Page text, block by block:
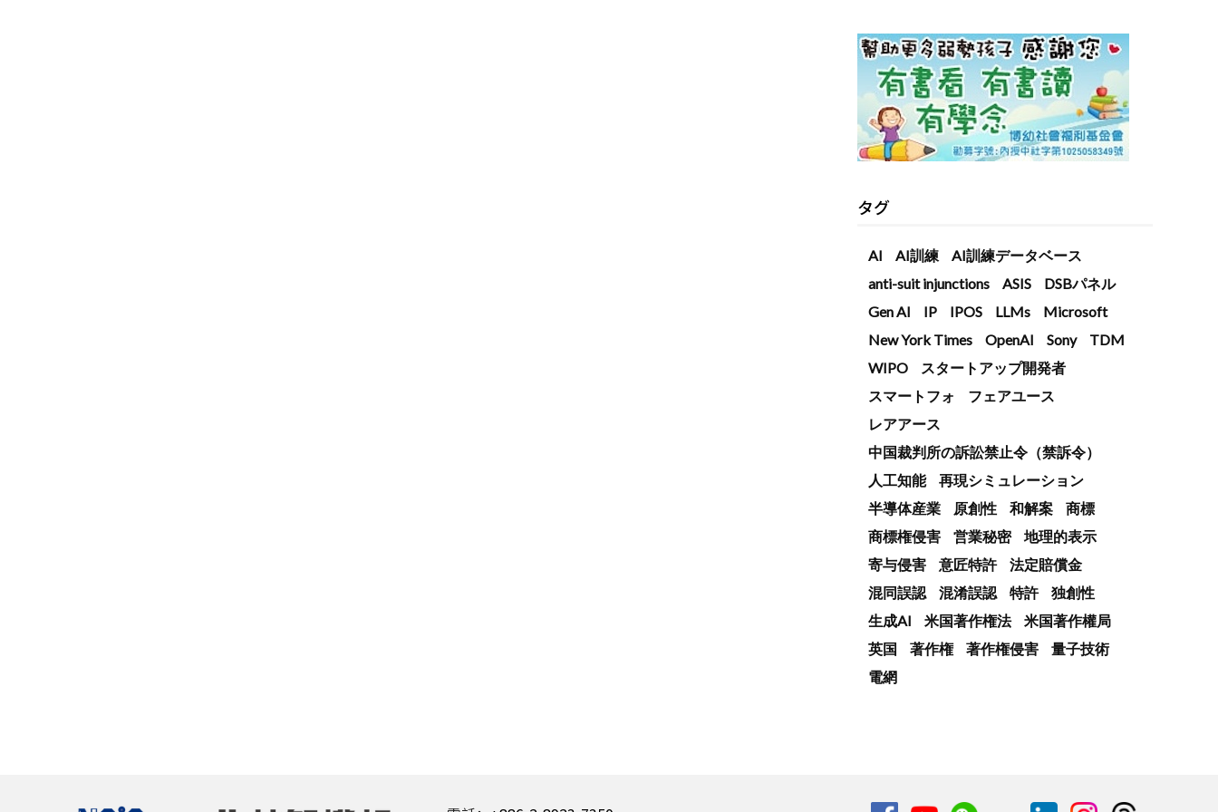
タグ
AI AI訓練
AI訓練データベース
anti-suit injunctions
ASIS
DSBパネル
Gen AI
IP IPOS LLMs
Microsoft
New York Times
OpenAI Sony
TDM
WIPO
スタートアップ開発者
スマートフォ
フェアユース
レアアース
中国裁判所の訴訟禁止令（禁訴令）
人工知能
再現シミュレーション
半導体産業
原創性 和解案
商標
商標権侵害
営業秘密
地理的表示
寄与侵害
意匠特許
法定賠償金
混同誤認
混淆誤認 特許
独創性
生成AI
米国著作権法
米国著作權局
英国
著作権 著作権侵害
量子技術
電網